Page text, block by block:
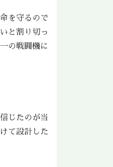
を守るので
と割り切っ
の戦闘機に
じたのが当
て設計した